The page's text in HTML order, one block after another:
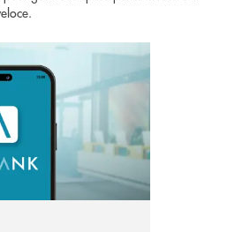
conto bancario direttamente sullo